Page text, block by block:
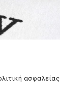
ασφαλείας